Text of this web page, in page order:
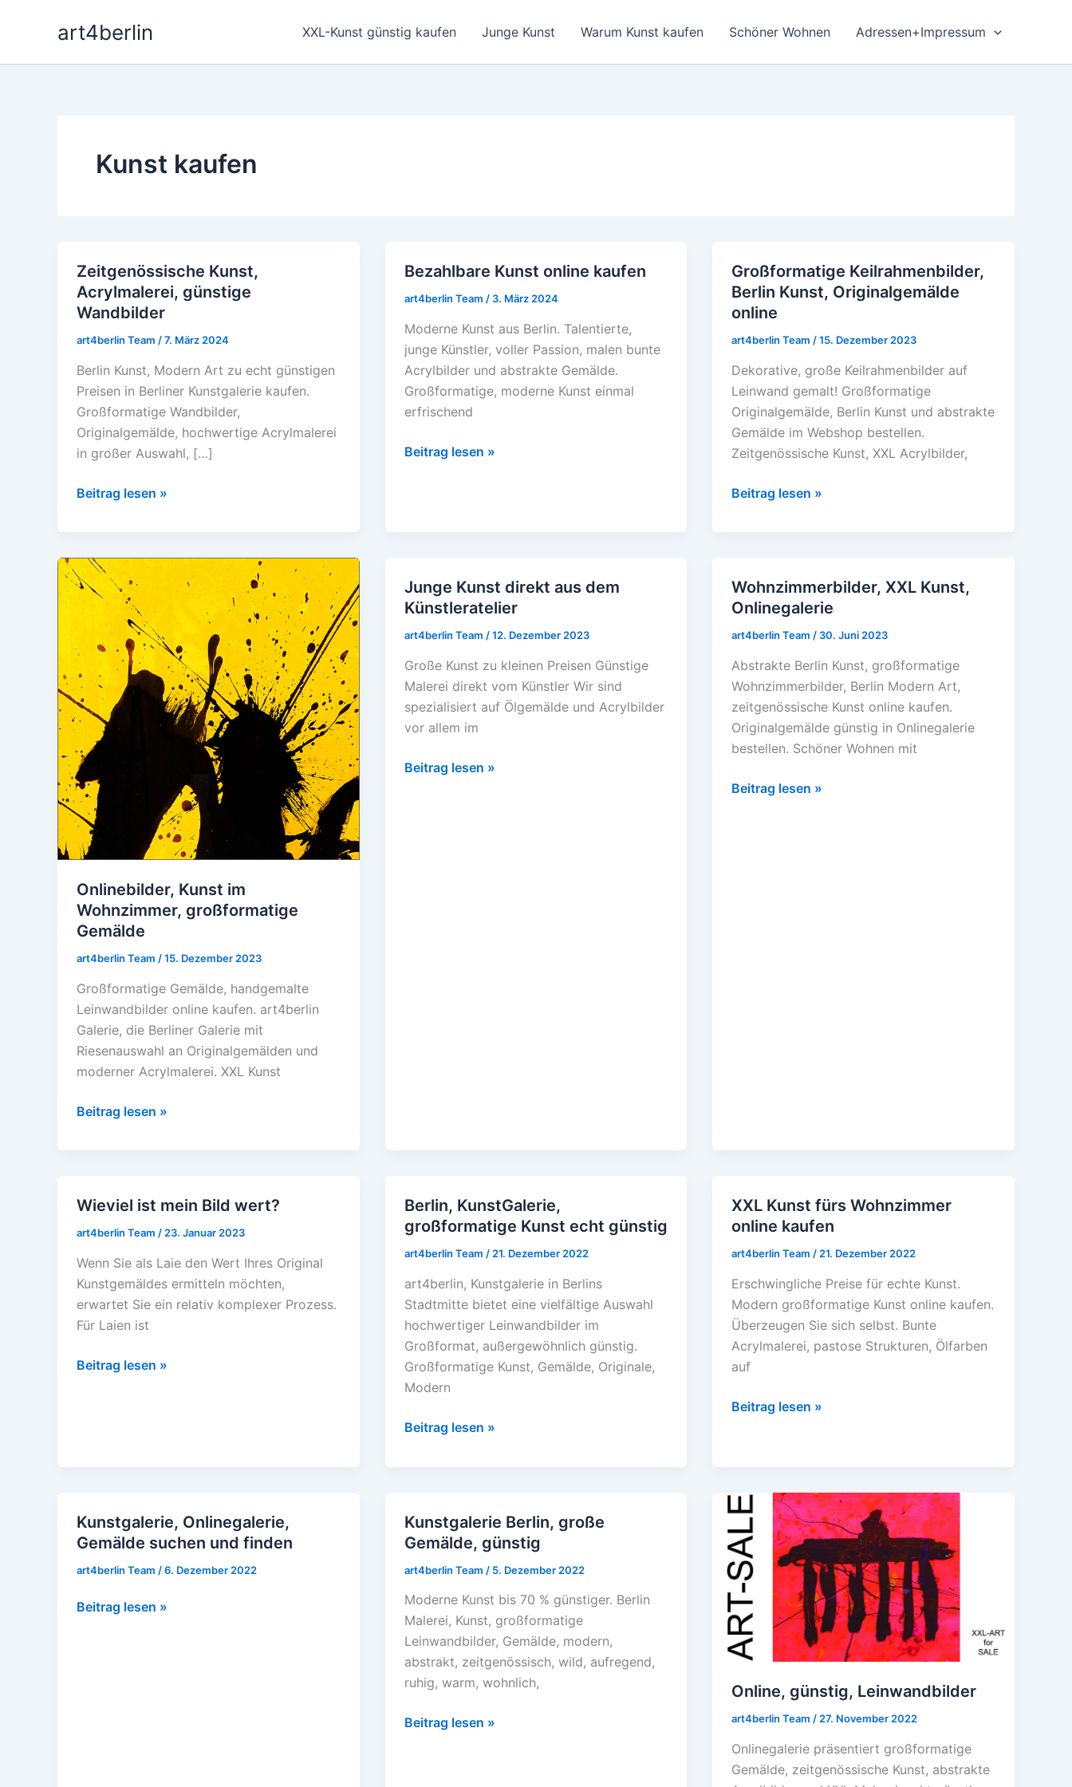
art4berlin XXL-Kunst günstig kaufen Junge Kunst Warum Kunst kaufen Schöner Wohnen Adressen+Impressum
Kunst kaufen
Zeitgenössische Kunst,
Acrylmalerei, günstige
Wandbilder
art4berlin Team /7. März 2024
Berlin Kunst, Modern Art zu echt günstigen
Preisen in Berliner Kunstgalerie kaufen.
Großformatige Wandbilder,
Originalgemälde, hochwertige Acrylmalerei
in großer Auswahl, […]
Zeitgenössische
Kunst,
Acrylmalerei,
günstige
Beitrag lesen »
Bezahlbare Kunst online kaufen
art4berlin Team / 3. März 2024
Moderne Kunst aus Berlin. Talentierte,
junge Künstler, voller Passion, malen bunte
Acrylbilder und abstrakte Gemälde.
Großformatige, moderne Kunst einmal
erfrischend
Bezahlbare
Kunst
kaufen
Beitrag lesen »
Großformatige Keilrahmenbilder,
Berlin Kunst, Originalgemälde
online
art4berlin Team /15. Dezember 2023
Dekorative, große Keilrahmenbilder auf
Leinwand gemalt! Großformatige
Originalgemälde, Berlin Kunst und abstrakte
Gemälde im Webshop bestellen.
Zeitgenössische Kunst, XXL Acrylbilder,
Großformatige
Keilrahmenbilder,
Berlin
Kunst,
online
Beitrag lesen »
Onlinebilder, Kunst im
Wohnzimmer, großformatige
Gemälde
art4berlin Team /15. Dezember 2023
Großformatige Gemälde, handgemalte
Leinwandbilder online kaufen. art4berlin
Galerie, die Berliner Galerie mit
Riesenauswahl an Originalgemälden und
moderner Acrylmalerei. XXL Kunst
Onlinebilder,
Kunst
Wohnzimmer,
großformatige
Gemälde
Beitrag lesen »
Junge Kunst direkt aus dem
Künstleratelier
art4berlin Team /12. Dezember 2023
Große Kunst zu kleinen Preisen Günstige
Malerei direkt vom Künstler Wir sind
spezialisiert auf Ölgemälde und Acrylbilder
vor allem im
Junge
Kunst
direkt
dem
Künstleratelier
Beitrag lesen »
Wohnzimmerbilder, XXL Kunst,
Onlinegalerie
art4berlin Team/ 30. Juni 2023
Abstrakte Berlin Kunst, großformatige
Wohnzimmerbilder, Berlin Modern Art,
zeitgenössische Kunst online kaufen.
Originalgemälde günstig in Onlinegalerie
bestellen. Schöner Wohnen mit
Wohnzimmerbilder,
XXL
Kunst,
Beitrag lesen »
Wieviel ist mein Bild wert?
art4berlin Team /23. Januar 2023
Wenn Sie als Laie den Wert Ihres Original
Kunstgemäldes ermitteln möchten,
erwartet Sie ein relativ komplexer Prozess.
Für Laien ist
Wieviel
ist
Bild
wert?
Beitrag lesen »
Berlin, KunstGalerie,
großformatige Kunst echt günstig
art4berlin Team /21. Dezember 2022
art4berlin, Kunstgalerie in Berlins
Stadtmitte bietet eine vielfältige Auswahl
hochwertiger Leinwandbilder im
Großformat, außergewöhnlich günstig.
Großformatige Kunst, Gemälde, Originale,
Modern
Berlin,
KunstGalerie,
großformatige
echt
günstig
Beitrag lesen »
XXL Kunst fürs Wohnzimmer
online kaufen
art4berlin Team/21. Dezember 2022
Erschwingliche Preise für echte Kunst.
Modern großformatige Kunst online kaufen.
Überzeugen Sie sich selbst. Bunte
Acrylmalerei, pastose Strukturen, Ölfarben
auf
XXL
Kunst
fürs
online
kaufen
Beitrag lesen »
Kunstgalerie, Onlinegalerie,
Gemälde suchen und finden
art4berlin Team /6. Dezember 2022
Kunstgalerie,
Onlinegalerie,
Gemälde
und
Beitrag lesen »
Kunstgalerie Berlin, große
Gemälde, günstig
art4berlin Team / 5. Dezember 2022
Moderne Kunst bis 70 % günstiger. Berlin
Malerei, Kunst, großformatige
Leinwandbilder, Gemälde, modern,
abstrakt, zeitgenössisch, wild, aufregend,
ruhig, warm, wohnlich,
Kunstgalerie
Berlin,
große
günstig
Beitrag lesen »
Online, günstig, Leinwandbilder
art4berlin Team/27. November 2022
Onlinegalerie präsentiert großformatige
Gemälde, zeitgenössische Kunst, abstrakte
Online,
günstig,
Leinwandbilder